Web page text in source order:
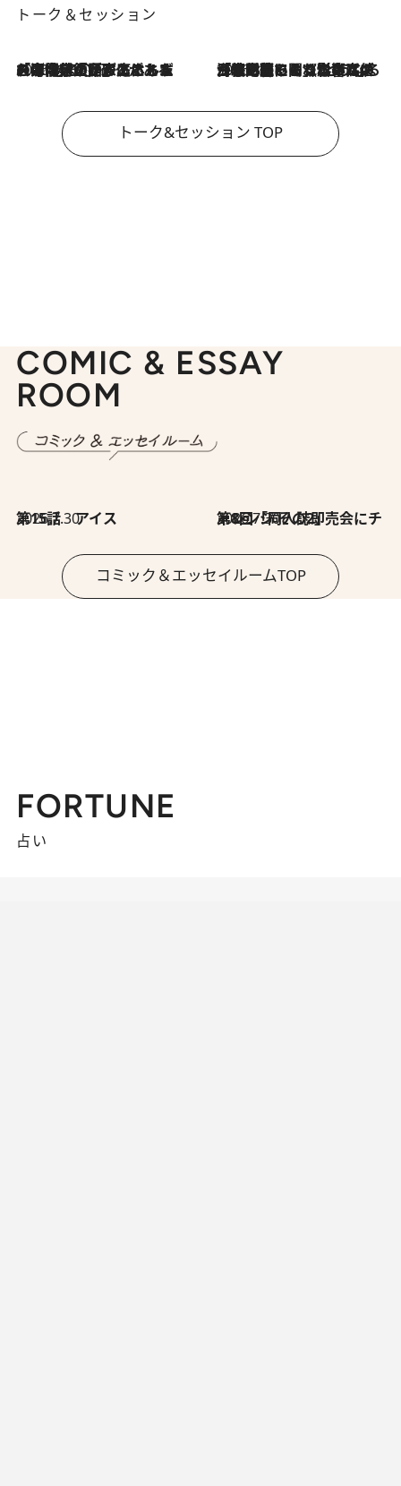
トーク＆セッション
2026.8.3
「今後値上げがあるとすれば…」「リスクがあるのは今年の冬」エネルギー専門家が語る、ホルムズ海峡封鎖が家庭にもたらす“ある心配” 2026.8.3
「住宅建てられない…」「サーチャージ料の高値が続いている」ホルムズ海峡封鎖による影響はいつまで続く？《エネルギー専門家に聞く“どうなる日本の暮らし”》
トーク&セッション TOP
COMIC & ESSAY
ROOM
2026.7.30
第15話 アイス 2026.7.30
第8回「同人誌即売会にチャレンジ その2」
コミック＆エッセイルームTOP
FORTUNE
占い